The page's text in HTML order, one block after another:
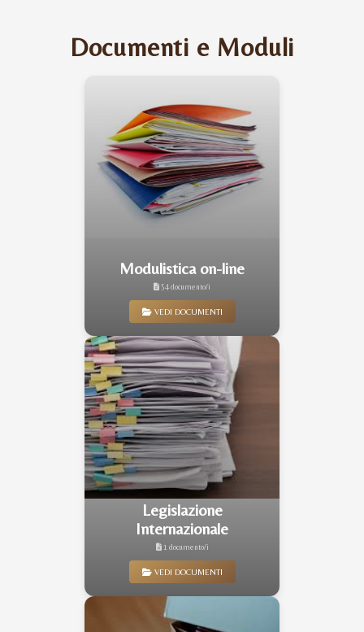
Documenti e Moduli
Modulistica on-line
54 documento/i
VEDI DOCUMENTI
Legislazione
Internazionale
1 documento/i
VEDI DOCUMENTI